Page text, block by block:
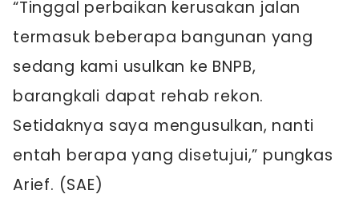
“Tinggal perbaikan kerusakan jalan
termasuk beberapa bangunan yang
sedang kami usulkan ke BNPB,
barangkali dapat rehab rekon.
Setidaknya saya mengusulkan, nanti
entah berapa yang disetujui,” pungkas
Arief. (SAE)